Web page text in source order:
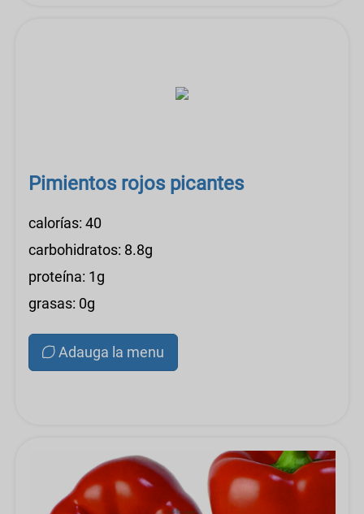
Pimientos rojos picantes
calorías: 40
carbohidratos: 8.8g
proteína: 1g
grasas: 0g
Adauga la menu